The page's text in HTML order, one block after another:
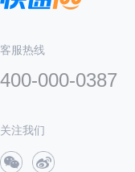
客服热线
400-000-0387
关注我们